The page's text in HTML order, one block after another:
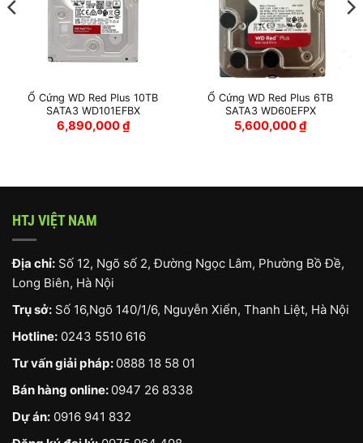
Ổ Cứng WD Red Plus 10TB
SATA3 WD101EFBX
6,890,000₫
Ổ Cứng WD Red Plus 6TB
SATA3 WD60EFPX
5,600,000₫
HTJ VIỆT NAM
Địa chỉ: Số 12, Ngõ số 2, Đường Ngọc Lâm, Phường Bồ Đề,
Long Biên, Hà Nội
Trụ sở: Số 16,Ngõ 140/1/6, Nguyễn Xiển, Thanh Liệt, Hà Nội
Hotline: 0243 5510 616
Tư vấn giải pháp: 0888 18 58 01
Bán hàng online: 0947 26 8338
Dự án: 0916 941 832